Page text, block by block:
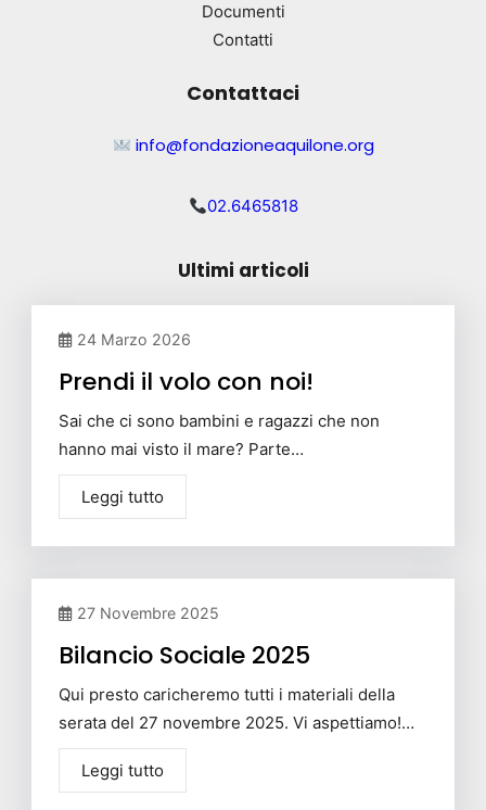
Documenti
Contatti
Contattaci
info@fondazioneaquilone.org
02.6465818
Ultimi articoli
24 Marzo 2026
Prendi il volo con noi!
Sai che ci sono bambini e ragazzi che non
hanno mai visto il mare? Parte…
Leggi tutto
27 Novembre 2025
Bilancio Sociale 2025
Qui presto caricheremo tutti i materiali della
serata del 27 novembre 2025. Vi aspettiamo!…
Leggi tutto